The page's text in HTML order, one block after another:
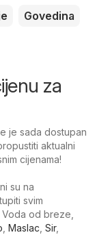
Govedina
za
je sada dostupan
aktualni
cijenama!
su na
svim
od breze,
Maslac Sir,